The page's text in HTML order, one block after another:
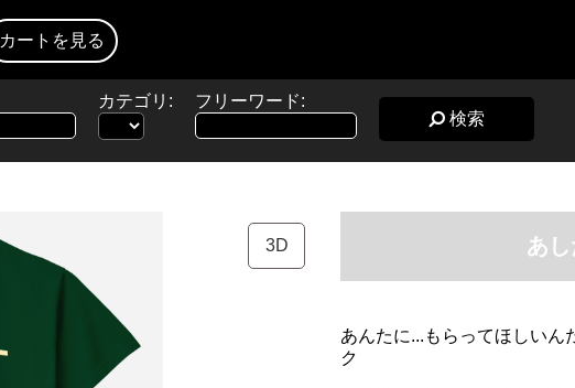
カートを見る
カテゴリ:
フリーワード:
検索
3D あ
あんたに...もらってほしいん
ク